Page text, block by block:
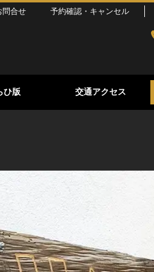
問合せ 予約確認・キャンセル
ひ版 交通アクセス